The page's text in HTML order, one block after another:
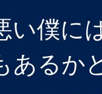
い僕に
あるか